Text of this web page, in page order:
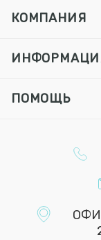
КОМПАНИЯ
ПОМОЩЬ